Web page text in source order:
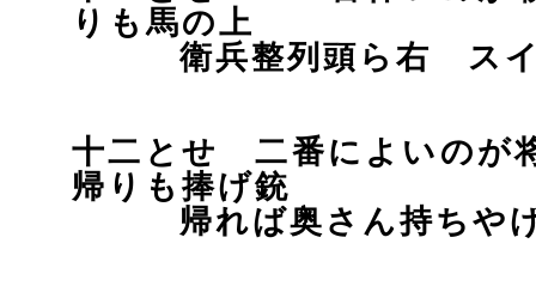
りも馬の上
衛兵整列頭ら右 スイ
十二とせ 二番によいのが
帰りも捧げ銃
帰れば奥さん持ちや